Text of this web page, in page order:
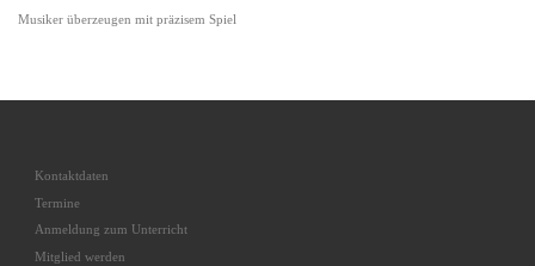
Musiker überzeugen mit präzisem Spiel
Kontaktdaten
Termine
Anmeldung zum Unterricht
Mitglied werden